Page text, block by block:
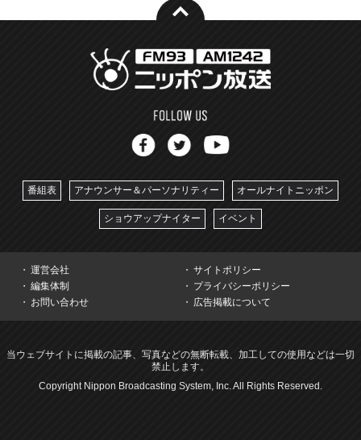
番組表 アナウンサー＆パーソナリティー オールナイトニッポン
ショウアップナイター イベント
運営会社
サイトポリシー
編集体制
プライバシーポリシー
お問い合わせ
広告掲載について
当ウェブサイトに掲載の記事、写真などの無断転載、加工しての使用などは一切
禁止します。
Copyright Nippon Broadcasting System, Inc. All Rights Reserved.